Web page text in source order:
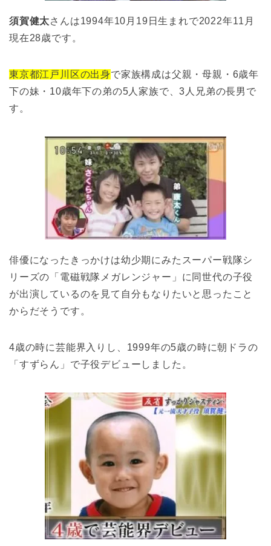
須賀健太さんは1994年10月19日生まれで2022年11月
現在28歳です。
東京都江戸川区の出身で家族構成は父親・母親・6歳年
下の妹・10歳年下の弟の5人家族で、3人兄弟の長男で
す。
俳優になったきっかけは幼少期にみたスーパー戦隊シ
リーズの「電磁戦隊メガレンジャー」に同世代の子役
が出演しているのを見て自分もなりたいと思ったこと
からだそうです。
4歳の時に芸能界入りし、1999年の5歳の時に朝ドラの
「すずらん」で子役デビューしました。